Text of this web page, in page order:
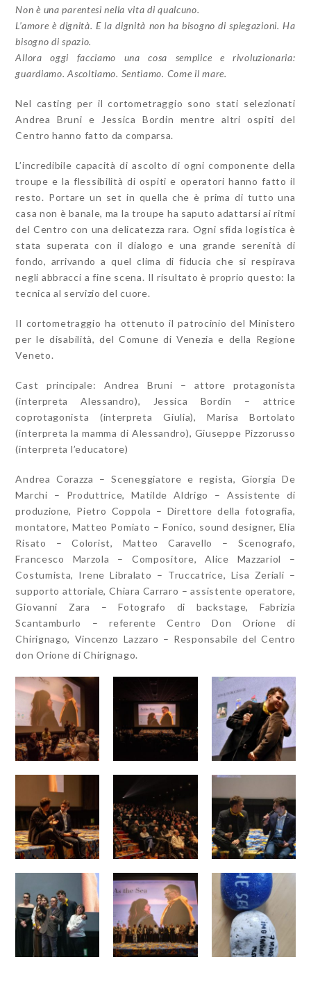
Non è una parentesi nella vita di qualcuno.
L’amore è dignità. E la dignità non ha bisogno di spiegazioni. Ha
bisogno di spazio.
Allora oggi facciamo una cosa semplice e rivoluzionaria:
guardiamo. Ascoltiamo. Sentiamo. Come il mare.
Nel casting per il cortometraggio sono stati selezionati
Andrea Bruni e Jessica Bordin mentre altri ospiti del
Centro hanno fatto da comparsa.
L’incredibile capacità di ascolto di ogni componente della
troupe e la flessibilità di ospiti e operatori hanno fatto il
resto. Portare un set in quella che è prima di tutto una
casa non è banale, ma la troupe ha saputo adattarsi ai ritmi
del Centro con una delicatezza rara. Ogni sfida logistica è
stata superata con il dialogo e una grande serenità di
fondo, arrivando a quel clima di fiducia che si respirava
negli abbracci a fine scena. Il risultato è proprio questo: la
tecnica al servizio del cuore.
Il cortometraggio ha ottenuto il patrocinio del Ministero
per le disabilità, del Comune di Venezia e della Regione
Veneto.
Cast principale: Andrea Bruni – attore protagonista
(interpreta Alessandro), Jessica Bordin – attrice
coprotagonista (interpreta Giulia), Marisa Bortolato
(interpreta la mamma di Alessandro), Giuseppe Pizzorusso
(interpreta l’educatore)
Andrea Corazza – Sceneggiatore e regista, Giorgia De
Marchi – Produttrice, Matilde Aldrigo – Assistente di
produzione, Pietro Coppola – Direttore della fotografia,
montatore, Matteo Pomiato – Fonico, sound designer, Elia
Risato – Colorist, Matteo Caravello – Scenografo,
Francesco Marzola – Compositore, Alice Mazzariol –
Costumista, Irene Libralato – Truccatrice, Lisa Zeriali –
supporto attoriale, Chiara Carraro – assistente operatore,
Giovanni Zara – Fotografo di backstage, Fabrizia
Scantamburlo – referente Centro Don Orione di
Chirignago, Vincenzo Lazzaro – Responsabile del Centro
don Orione di Chirignago.